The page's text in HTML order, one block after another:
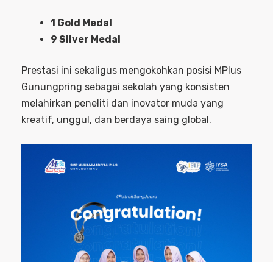
1 Gold Medal
9 Silver Medal
Prestasi ini sekaligus mengokohkan posisi MPlus
Gunungpring sebagai sekolah yang konsisten
melahirkan peneliti dan inovator muda yang
kreatif, unggul, dan berdaya saing global.